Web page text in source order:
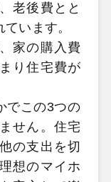
老後費とと
います。
家の購入費
り住宅費が
でこの3つの
せん。住宅
の支出を切
想のマイホ